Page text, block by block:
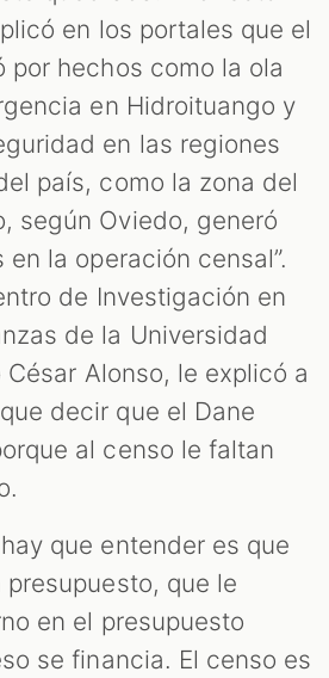
en los portales que el
por hechos como la ola
en Hidroituango y
en las regiones
país, como la zona del
según Oviedo, generó
en la operación censal”.
de Investigación en
de la Universidad
Alonso, le explicó a
decir que el Dane
al censo le faltan
que entender es que
que le
en el presupuesto
se financia. El censo es